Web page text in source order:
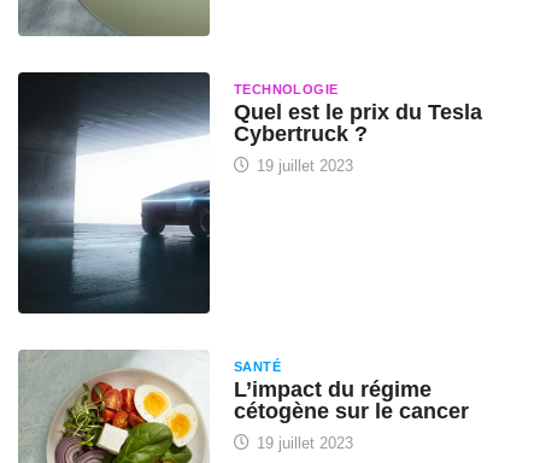
TECHNOLOGIE
Quel est le prix du Tesla
Cybertruck ?
19 juillet 2023
SANTÉ
L’impact du régime
cétogène sur le cancer
19 juillet 2023